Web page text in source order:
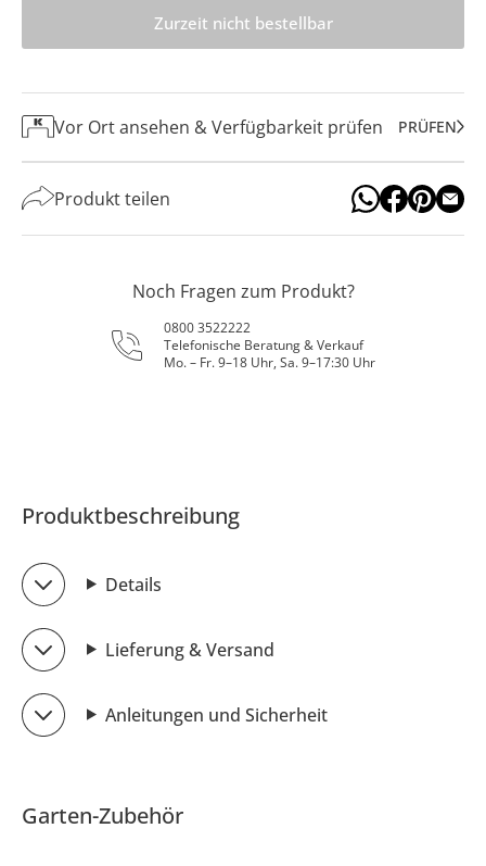
Zurzeit nicht bestellbar
Vor Ort ansehen & Verfügbarkeit prüfen PRÜFEN
Produkt teilen
Noch Fragen zum Produkt?
0800 3522222
Telefonische Beratung & Verkauf
Mo. – Fr. 9–18 Uhr, Sa. 9–17:30 Uhr
Produktbeschreibung
Details
Lieferung & Versand
Anleitungen und Sicherheit
Garten-Zubehör